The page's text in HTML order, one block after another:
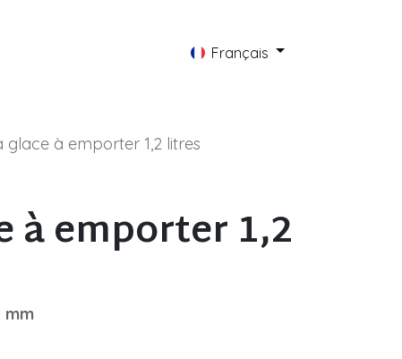
Français
glace à emporter 1,2 litres
à emporter 1,2
mm